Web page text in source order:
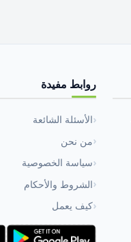
روابط مفيدة
الأسئلة الشائعة
من نحن
سياسة الخصوصية
الشروط والأحكام
كيف يعمل